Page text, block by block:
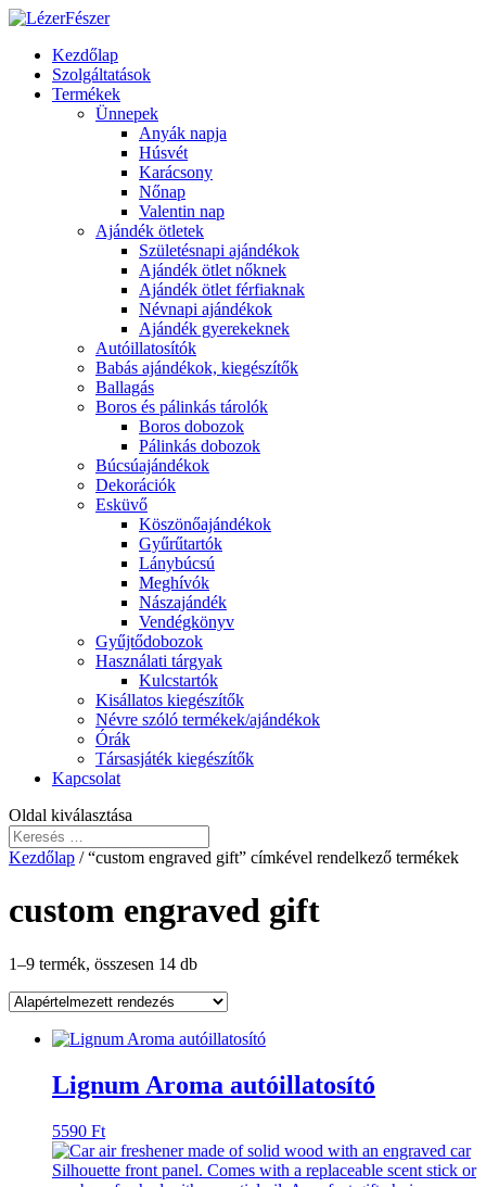
Kezdőlap
Szolgáltatások
Termékek
Ünnepek
Anyák napja
Húsvét
Karácsony
Nőnap
Valentin nap
Ajándék ötletek
Születésnapi ajándékok
Ajándék ötlet nőknek
Ajándék ötlet férfiaknak
Névnapi ajándékok
Ajándék gyerekeknek
Autóillatosítók
Babás ajándékok, kiegészítők
Ballagás
Boros és pálinkás tárolók
Boros dobozok
Pálinkás dobozok
Búcsúajándékok
Dekorációk
Esküvő
Köszönőajándékok
Gyűrűtartók
Lánybúcsú
Meghívók
Nászajándék
Vendégkönyv
Gyűjtődobozok
Használati tárgyak
Kulcstartók
Kisállatos kiegészítők
Névre szóló termékek/ajándékok
Órák
Társasjáték kiegészítők
Kapcsolat
Oldal kiválasztása
Kezdőlap / “custom engraved gift” címkével rendelkező termékek
custom engraved gift
1–9 termék, összesen 14 db
Lignum Aroma autóillatosító
5590 Ft